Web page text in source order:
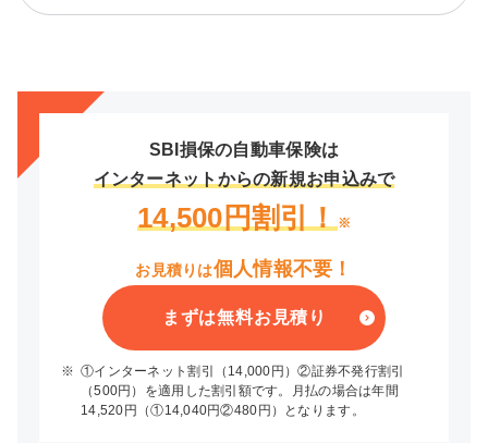
SBI損保の自動車保険は
インターネットからの新規お申込みで
14,500円割引！ ※
お見積りは個人情報不要！
まずは無料お見積り
※ ①インターネット割引（14,000円）②証券不発行割引
（500円）を適用した割引額です。月払の場合は年間
14,520円（①14,040円②480円）となります。